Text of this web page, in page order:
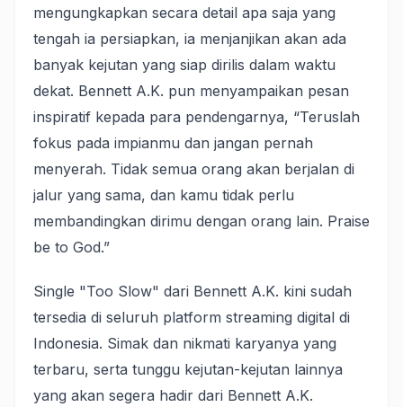
mengungkapkan secara detail apa saja yang
tengah ia persiapkan, ia menjanjikan akan ada
banyak kejutan yang siap dirilis dalam waktu
dekat. Bennett A.K. pun menyampaikan pesan
inspiratif kepada para pendengarnya, “Teruslah
fokus pada impianmu dan jangan pernah
menyerah. Tidak semua orang akan berjalan di
jalur yang sama, dan kamu tidak perlu
membandingkan dirimu dengan orang lain. Praise
be to God.”
Single "Too Slow" dari Bennett A.K. kini sudah
tersedia di seluruh platform streaming digital di
Indonesia. Simak dan nikmati karyanya yang
terbaru, serta tunggu kejutan-kejutan lainnya
yang akan segera hadir dari Bennett A.K.